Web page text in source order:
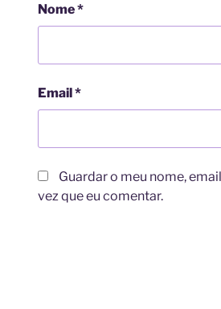
Nome*
Email*
Guardar o meu nome,
vez que eu comentar.